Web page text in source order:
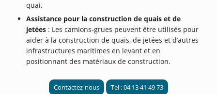
quai.
Assistance pour la construction de quais et de
jetées : Les camions-grues peuvent être utilisés pour
aider à la construction de quais, de jetées et d’autres
infrastructures maritimes en levant et en
positionnant des matériaux de construction.
Contactez-nous Tel : 04 13 41 49 73